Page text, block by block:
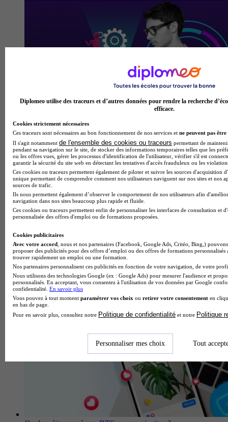
Quels métiers après un Bachelor Data et IA ?
Enquête Insertion CGE 2026 : le taux d’emploi des diplômés
chute à 76%
Diplomeo utilise des traceurs et d’autres données pour rendre la recherche
efficace.
Cookies strictement nécessaires
Ces traceurs sont nécessaires au bon fonctionnement de nos services et ne peuvent pas être
Il s'agit notamment de l'ensemble des cookies ou traceurs permettant de
pendant sa navigation sur le site, de stocker des informations temporaires telles que les
ou les offres vues, gérer les processus d'identification de l'utilisateur, vérifier s'il est
garantir la sécurité du site web en détectant les tentatives d'accès frauduleux ou les
Ces cookies ou traceurs permettent également de piloter et suivre les sources d'acquisition
unique permettant de comprendre comment nos utilisateurs naviguent sur nos sites et nos
sources de trafic.
Ils nous permettent également d’observer le comportement de nos utilisateurs afin
navigation dans nos sites beaucoup plus rapide et fluide.
Ces cookies ou traceurs permettent enfin de personnaliser les interfaces de consultation et
personnalisée des offres d'emploi ou de formations proposées.
Cookies publicitaires
Avec votre accord , nous et nos partenaires (Facebook, Google Ads, Critéo, Bing,)
proposer des publicités pour des offres d’emploi ou des offres de formations
trouver rapidement un emploi ou une formation.
Nos partenaires personnalisent ces publicités en fonction de votre navigation, de votre
Nous utilisons des technologies Google (ex : Google Ads) pour mesurer l'audience et
personnalisés. En acceptant, vous consentez à l'utilisation de vos données par Google
confidentialité. En savoir plus
Vous pouvez à tout moment paramétrer vos choix ou retirer votre consentement en
en bas de page.
Pour en savoir plus, consultez notre Politique de confidentialité et notre Politique
Personnaliser mes choix Tout